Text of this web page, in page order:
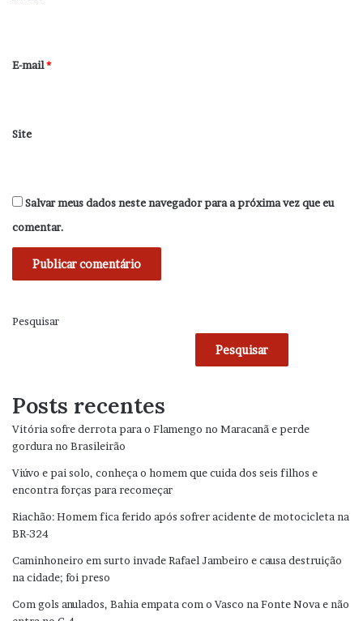
*
E-mail*
Site
Salvar meus dados neste navegador para a próxima vez que eu
comentar.
Pesquisar
Pesquisar
Posts recentes
Vitória sofre derrota para o Flamengo no Maracanã e perde
gordura no Brasileirão
Viúvo e pai solo, conheça o homem que cuida dos seis filhos e
encontra forças para recomeçar
Riachão: Homem fica ferido após sofrer acidente de motocicleta na
BR-324
Caminhoneiro em surto invade Rafael Jambeiro e causa destruição
na cidade; foi preso
Com gols anulados, Bahia empata com o Vasco na Fonte Nova e não